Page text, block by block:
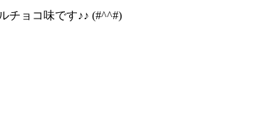
チョコ味です♪♪ (#^^#)